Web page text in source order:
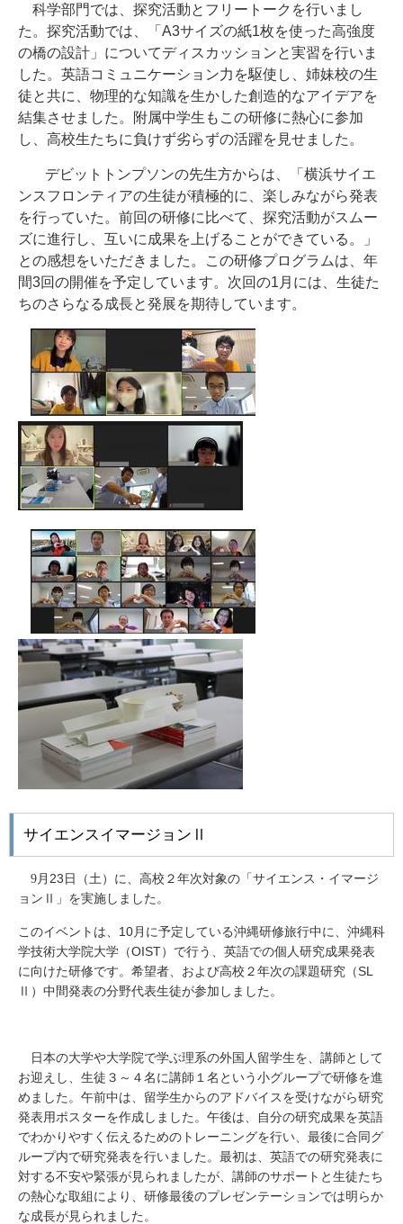
科学部門では、探究活動とフリートークを行いまし
た。探究活動では、「 A3サイズの紙1枚を使った高強度
の橋の設計」についてディスカッションと実習を行いま
した。英語コミュニケーション力を駆使し、姉妹校の生
徒と共に、物理的な知識を生かした創造的なアイデアを
結集させました。附属中学生もこの研修に熱心に参加
し、高校生たちに負けず劣らずの活躍を見せました。
デビットトンプソンの先生方からは、「横浜サイエ
ンスフロンティアの生徒が積極的に、楽しみながら発表
を行っていた。前回の研修に比べて、探究活動がスムー
ズに進行し、互いに成果を上げることができている。」
との感想をいただきました。この研修プログラムは、年
間3回の開催を予定しています。次回の1 月には、生徒た
ちのさらなる成長と発展を期待しています。
サイエンスイマージョンⅡ
9月 23 日（土）に、高校２年次対象の「サイエンス・イマージ
ョン
」を実施しました。
このイベントは、 10月に予定している沖縄研修旅行中に、沖縄科
学技術大学院大学（OIST）で行う、英語での個人研究成果発表
に向けた研修です。希望者、および高校２年次の課題研究（SL
Ⅱ）中間発表の分野代表生徒が参加しました。
日本の大学や大学院で学ぶ理系の外国人留学生を、講師として
お迎えし、生徒３～４名に講師１名という小グループで研修を進
めました。午前中は、留学生からのアドバイスを受けながら研究
発表用ポスターを作成しました。午後は、自分の研究成果を英語
でわかりやすく伝えるためのトレーニングを行い、最後に合同グ
ループ内で研究発表を行いました。最初は、英語での研究発表に
対する不安や緊張が見られましたが、講師のサポートと生徒たち
の熱心な取組により、研修最後のプレゼンテーションでは明らか
な成長が見られました。